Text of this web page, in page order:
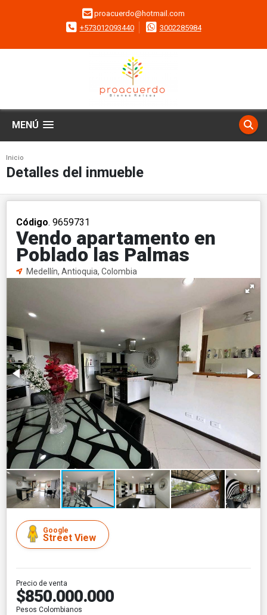
proacuerdo@hotmail.com
+573012093440
3002285984
MENÚ
Inicio
Detalles del inmueble
Código. 9659731
Vendo apartamento en
Poblado las Palmas
Medellín, Antioquia, Colombia
Google
Street View
Precio de venta
$850.000.000
Pesos Colombianos